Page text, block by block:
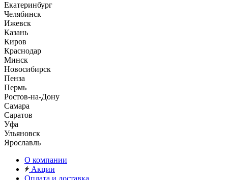
Екатеринбург
Челябинск
Ижевск
Казань
Киров
Краснодар
Минск
Новосибирск
Пенза
Пермь
Ростов-на-Дону
Самара
Саратов
Уфа
Ульяновск
Ярославль
О компании
Акции
Оплата и доставка